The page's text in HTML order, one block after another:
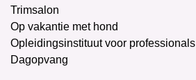
Trimsalon
Op vakantie met hond
Opleidingsinstituut voor professionals
Dagopvang